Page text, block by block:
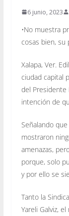
6 junio, 2023
•No muestra
cosas bien, su
Xalapa, Ver.
ciudad capital
del Presidente
intención de
Señalando
mostraron
amenazas,
porque, solo
y por ello se
Tanto la
Yareli Galviz,